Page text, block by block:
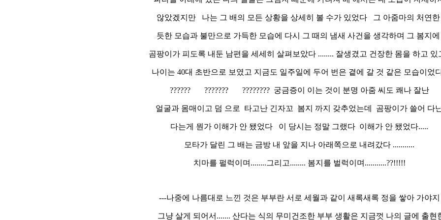
않았겠지만 나는 그 배의 모든 상황을 상세히 볼 수가 있었다 그 아줌마의 처연
듯한 모습과 불만으로 가득한 모습에 다시 그 때의 냄새 사건을 생각하며 그 봄지
곰팡이가 피도록 내둔 남편을 세세히 살펴보았다 ........ 잘생겼고 건장한 몸을 하고
나이는 40대 초반으로 보였고 지금도 일주일에 두어 번은 곁에 갈 것 같은 모습이었
?????? ??????? ???????? 궁금증이 이는 것이 분명 아줌 씨도 쾌나 잘난
얼굴과 몸매이고 덤 으로 타고난 긴자꼬 봄지 까지 갖추었는데 곰팡이가 쓸어 다
다는게 뭔가 이해가 안 됐었다 이 당시는 정말 그랬다 이해가 안 됐었다.....
모타가 달린 그 배는 금방 내 앞을 지나 아래쪽으로 내려갔다 ...........
치마를 펄럭이며........그리고........ 봄지를 벌럭이며...........??!!!!!
---나중에 나름대로 느낀 것은 부부란 서로 세월과 같이 새록새록 정을 쌓아 가야지
그냥 살게 되어서....... 산다는 식의 무미건조한 부부 생활은 지금껏 나의 글에 출현